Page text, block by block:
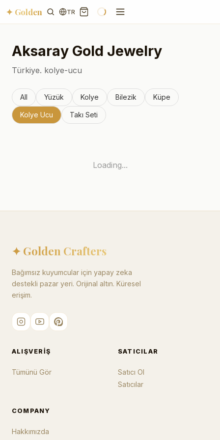
✦ Golden TR
Aksaray Gold Jewelry
Türkiye. kolye-ucu
All Yüzük Kolye Bilezik Küpe
Kolye Ucu Takı Seti
Loading...
✦ Golden Crafters
Bağımsız kuyumcular için yapay zeka
destekli pazar yeri. Orijinal altın. Küresel
erişim.
ALIŞVERIŞ
Tümünü Gör
SATICILAR
Satıcı Ol
Satıcılar
COMPANY
Hakkımızda